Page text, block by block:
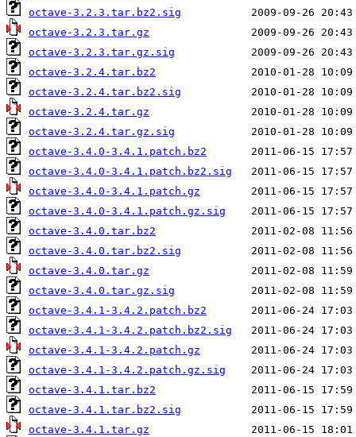
octave-3.2.3.tar.bz2.sig
octave-3.2.3.tar.gz
octave-3.2.3.tar.gz.sig
octave-3.2.4.tar.bz2
octave-3.2.4.tar.bz2.sig
octave-3.2.4.tar.gz
octave-3.2.4.tar.gz.sig
octave-3.4.0-3.4.1.patch.bz2
octave-3.4.0-3.4.1.patch.bz2.sig
octave-3.4.0-3.4.1.patch.gz
octave-3.4.0-3.4.1.patch.gz.sig
octave-3.4.0.tar.bz2
octave-3.4.0.tar.bz2.sig
octave-3.4.0.tar.gz
octave-3.4.0.tar.gz.sig
octave-3.4.1-3.4.2.patch.bz2
octave-3.4.1-3.4.2.patch.bz2.sig
octave-3.4.1-3.4.2.patch.gz
octave-3.4.1-3.4.2.patch.gz.sig
octave-3.4.1.tar.bz2
octave-3.4.1.tar.bz2.sig
octave-3.4.1.tar.gz